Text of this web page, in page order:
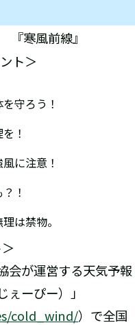
『寒風前線』
ト＞
守ろう！
！
に注意！
！
は禁物。
会が運営する天気予報
ーぴー）」
cold_wind/）で全国